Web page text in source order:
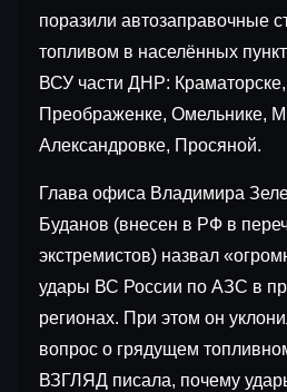
поразили автозаправочные
топливом в населённых
ВСУ части ДНР:
Преображенке, Омельнике,
Александровке, Просяной.
Глава офиса Владимира
Буданов (внесен в РФ в
экстремистов) назвал
удары ВС России по АЗС в
регионах. При этом он
вопрос о грядущем
ВЗГЛЯД писала, почему